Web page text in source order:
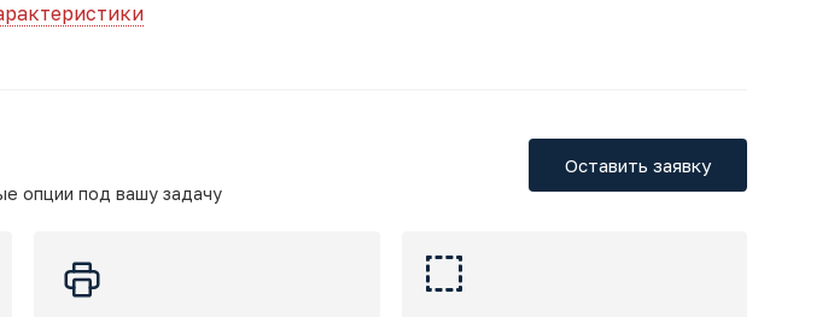
опции под вашу задачу
Оставить заявку